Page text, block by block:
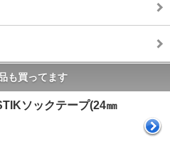
も買ってます
ソックテープ(24㎜